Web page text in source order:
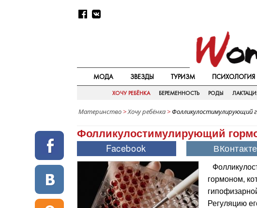
МОДА ЗВЕЗДЫ ТУРИЗМ
ХОЧУ РЕБЁНКА БЕРЕМЕННОСТЬ РОДЫ
Материнство >Хочу ребёнка > Фолликулостимулирующий
Фолликулостимулирующий
гормоном,
Регуляцию